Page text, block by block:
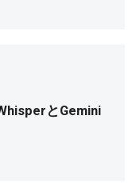
とGemini